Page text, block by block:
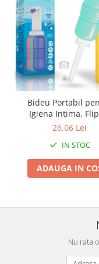
Echipamente de
instalatii
Betoniere
Alte instrumente de
Echipamente instalator
Masini electrice taiat
Vibratoare beton
Polizoare electrice
Accesorii polizoare
Adaptoare taiere lant
Polizoare electrice de
Polizoare unghiulare
Slefuitoare pereti
Accesorii slefuitoare
Bideu Portabil
Igiena Intima,
pentru
Capac si Husa
29.5x7 cm,
Recipient
26,06 Lei
IN STOC
ADAUGA IN
Nu rata